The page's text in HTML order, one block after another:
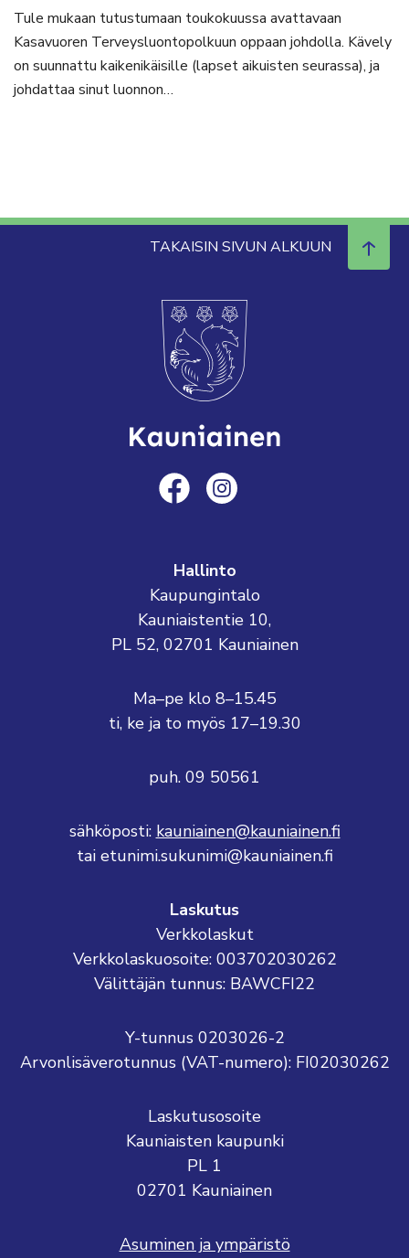
Tule mukaan tutustumaan toukokuussa avattavaan
Kasavuoren Terveysluontopolkuun oppaan johdolla. Kävely
on suunnattu kaikenikäisille (lapset aikuisten seurassa), ja
johdattaa sinut luonnon…
TAKAISIN SIVUN ALKUUN
Hallinto
Kaupungintalo
Kauniaistentie 10,
PL 52, 02701 Kauniainen
Ma–pe klo 8–15.45
ti, ke ja to myös 17–19.30
puh. 09 50561
sähköposti: kauniainen@kauniainen.fi
tai etunimi.sukunimi@kauniainen.fi
Laskutus
Verkkolaskut
Verkkolaskuosoite: 003702030262
Välittäjän tunnus: BAWCFI22
Y-tunnus 0203026-2
Arvonlisäverotunnus (VAT-numero): FI02030262
Laskutusosoite
Kauniaisten kaupunki
PL 1
02701 Kauniainen
Asuminen ja ympäristö